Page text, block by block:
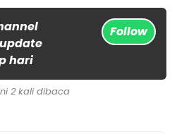
hari
Follow
2 kali dibaca